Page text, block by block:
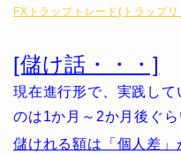
FXトラップトレード(トラップ
[儲け話・・・]
現在進行形で、実践し
のは1か月～2か月後ぐら
儲けれる額は「個人差」